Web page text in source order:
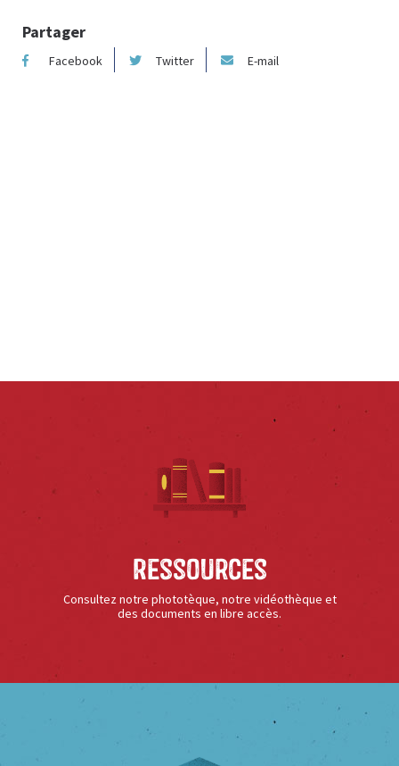
Partager
Facebook Twitter E-mail
Ressources
Consultez notre phototèque, notre vidéothèque et
des documents en libre accès.